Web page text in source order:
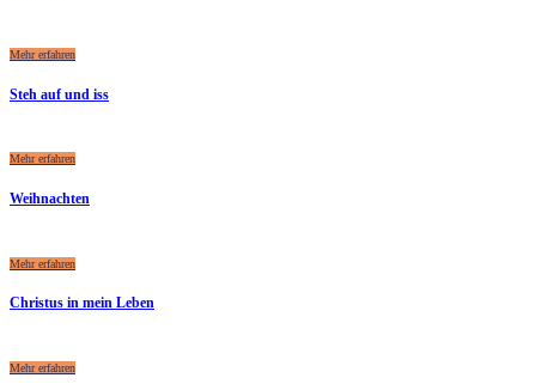
Mehr erfahren
Steh auf und iss
Mehr erfahren
Weihnachten
Mehr erfahren
Christus in mein Leben
Mehr erfahren